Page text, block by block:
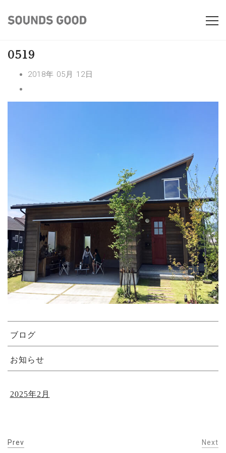
0519
2018年 05月 12日
ブログ
お知らせ
2025年2月
Prev Next